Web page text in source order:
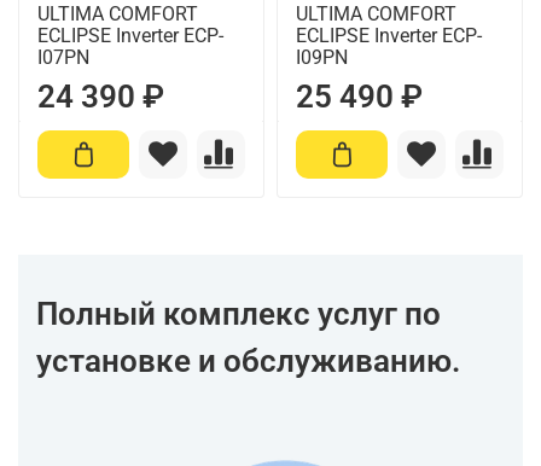
ULTIMA COMFORT
ECLIPSE Inverter ECP-
I07PN
24 390 ₽
ULTIMA COMFORT
ECLIPSE Inverter ECP-
I09PN
25 490 ₽
Полный комплекс услуг по
установке и обслуживанию.